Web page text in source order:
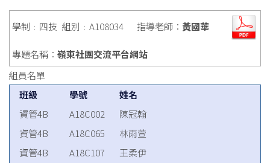
學制﹕四技 組別﹕A108034 指導老師： 黃國華
專題名稱： 嶺東社團交流平台網站
組員名單
班級
學號
姓名
資管4B
A18C002
陳冠翰
資管4B
A18C065
林雨萱
資管4B
A18C107
王柔伊